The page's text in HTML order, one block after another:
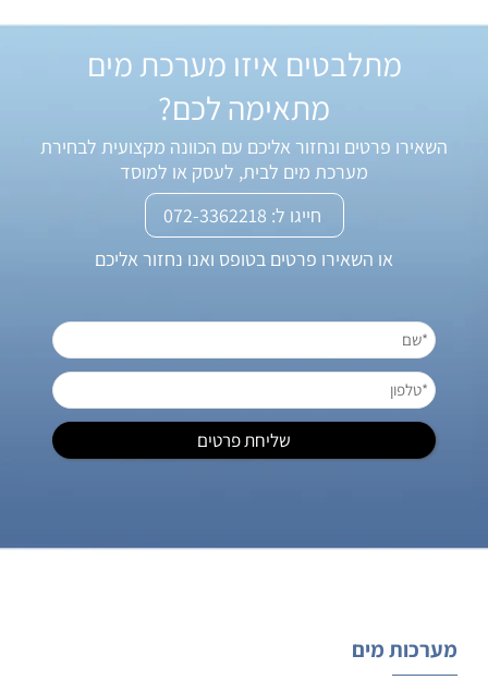
מתלבטים איזו מערכת מים
מתאימה לכם?
השאירו פרטים ונחזור אליכם עם הכוונה מקצועית לבחירת
מערכת מים לבית, לעסק או למוסד
חייגו ל: 072-3362218
או השאירו פרטים בטופס ואנו נחזור אליכם
מערכות מים